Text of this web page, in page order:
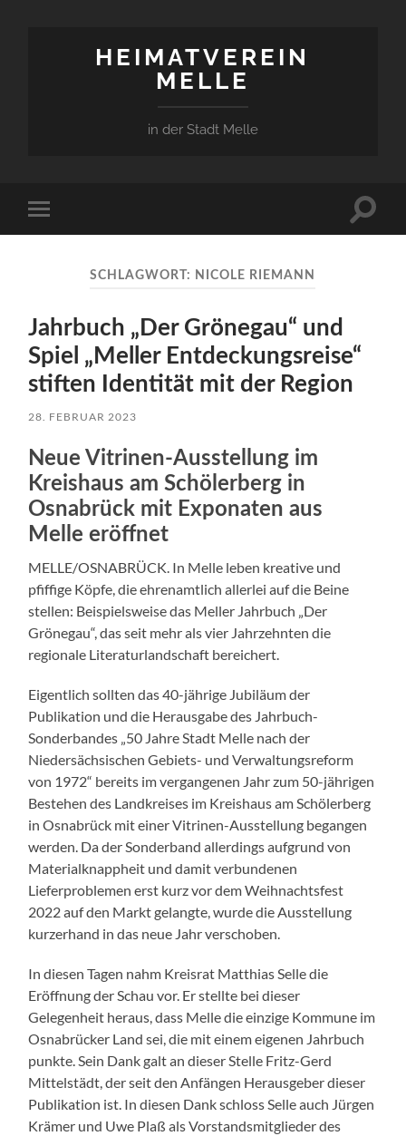
HEIMATVEREIN
MELLE
in der Stadt Melle
Mobile-
Menü
SCHLAGWORT: NICOLE RIEMANN
Jahrbuch „Der Grönegau“ und
Spiel „Meller Entdeckungsreise“
stiften Identität mit der Region
28. FEBRUAR 2023
Neue Vitrinen-Ausstellung im
Kreishaus am Schölerberg in
Osnabrück mit Exponaten aus
Melle eröffnet
MELLE/OSNABRÜCK. In Melle leben kreative und
pfiffige Köpfe, die ehrenamtlich allerlei auf die Beine
stellen: Beispielsweise das Meller Jahrbuch „Der
Grönegau“, das seit mehr als vier Jahrzehnten die
regionale Literaturlandschaft bereichert.
Eigentlich sollten das 40-jährige Jubiläum der
Publikation und die Herausgabe des Jahrbuch-
Sonderbandes „50 Jahre Stadt Melle nach der
Niedersächsischen Gebiets- und Verwaltungsreform
von 1972“ bereits im vergangenen Jahr zum 50-jährigen
Bestehen des Landkreises im Kreishaus am Schölerberg
in Osnabrück mit einer Vitrinen-Ausstellung begangen
werden. Da der Sonderband allerdings aufgrund von
Materialknappheit und damit verbundenen
Lieferproblemen erst kurz vor dem Weihnachtsfest
2022 auf den Markt gelangte, wurde die Ausstellung
kurzerhand in das neue Jahr verschoben.
In diesen Tagen nahm Kreisrat Matthias Selle die
Eröffnung der Schau vor. Er stellte bei dieser
Gelegenheit heraus, dass Melle die einzige Kommune im
Osnabrücker Land sei, die mit einem eigenen Jahrbuch
punkte. Sein Dank galt an dieser Stelle Fritz-Gerd
Mittelstädt, der seit den Anfängen Herausgeber dieser
Publikation ist. In diesen Dank schloss Selle auch Jürgen
Krämer und Uwe Plaß als Vorstandsmitglieder des